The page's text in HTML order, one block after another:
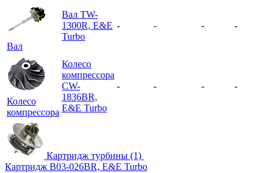
Вал
Вал TW-
1300R, E&E
Turbo
- - - -
Колесо
компрессора
Колесо
компрессора
CW-
1836BR,
E&E Turbo
- - - -
Картридж турбины (1)
Картридж B03-026BR, E&E Turbo